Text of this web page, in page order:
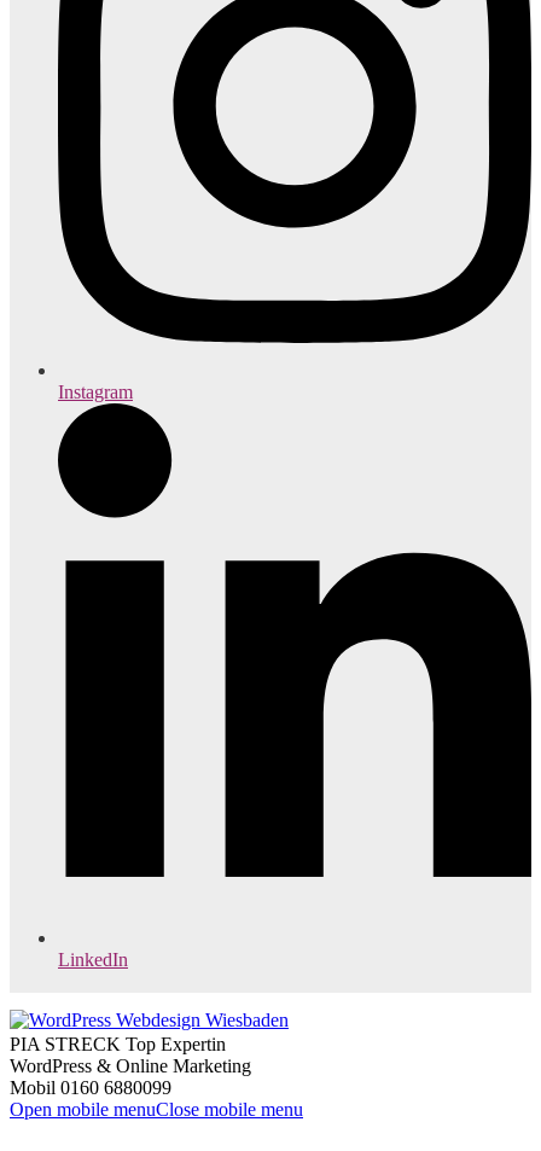
Instagram
LinkedIn
PIA STRECK Top Expertin
WordPress & Online Marketing
Mobil 0160 6880099
Open mobile menuClose mobile menu